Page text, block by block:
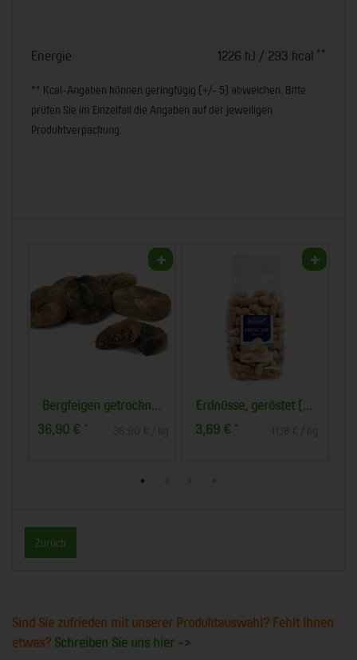
Energie 1226 kJ / 293 kcal **
** Kcal-Angaben können geringfügig (+/- 5) abweichen. Bitte
prüfen Sie im Einzelfall die Angaben auf der jeweiligen
Produktverpackung.
Bergfeigen getrocknet
36,90 € *
Erdnüsse, geröstet (330g)
3,69 € *
Zurück
Sind Sie zufrieden mit unserer Produktauswahl? Fehlt Ihnen
etwas? Schreiben Sie uns hier ->